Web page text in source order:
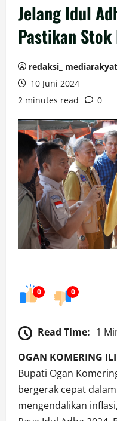
Jelang Idul
Pastikan Stok
redaksi_
10 Juni 2024
2 minutes read
0
0 0
Read Time: 1
OGAN KOMERING
Bupati Ogan
bergerak cepat
mengendalikan